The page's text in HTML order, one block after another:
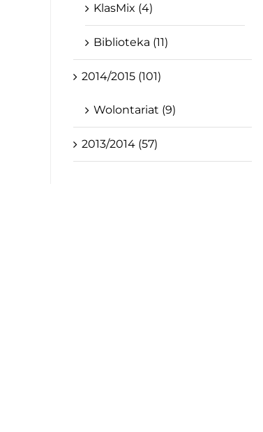
KlasMix (4)
Biblioteka (11)
2014/2015 (101)
Wolontariat (9)
2013/2014 (57)